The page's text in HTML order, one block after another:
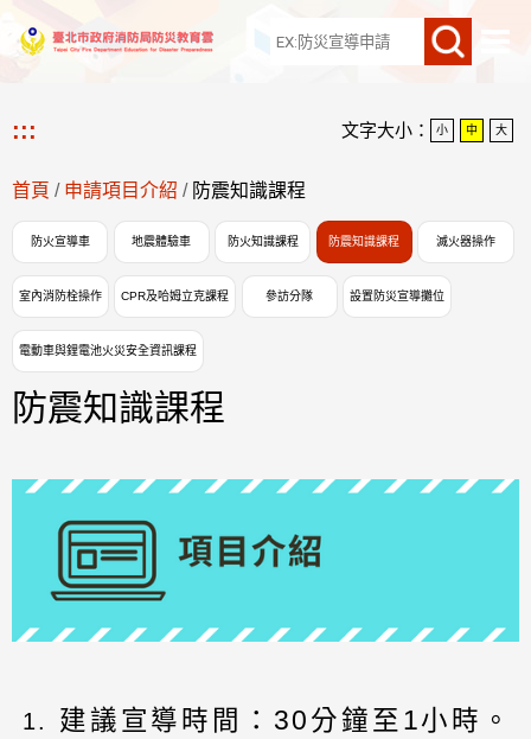
網站導覽
::: 文字大小： 小 中 大
首頁 / 申請項目介紹 / 防震知識課程
防火宣導車 地震體驗車 防火知識課程 防震知識課程 滅火器操作
室內消防栓操作 CPR及哈姆立克課程 參訪分隊 設置防災宣導攤位
電動車與鋰電池火災安全資訊課程
防震知識課程
建議宣導時間：30分鐘至1小時。